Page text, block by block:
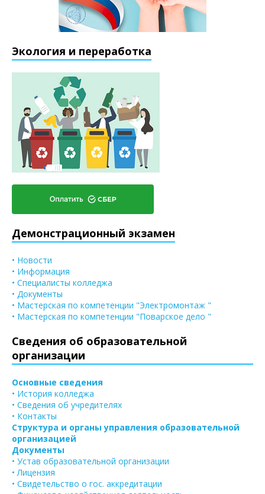
Экология и переработка
Демонстрационный экзамен
• Новости
• Информация
• Специалисты колледжа
• Документы
• Мастерская по компетенции "Электромонтаж "
• Мастерская по компетенции "Поварское дело "
Сведения об образовательной
организации
Основные сведения
• История колледжа
• Сведения об учредителях
• Контакты
Структура и органы управления образовательной
организацией
Документы
• Устав образовательной организации
• Лицензия
• Свидетельство о гос. аккредитации